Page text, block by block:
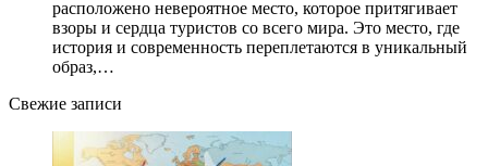
расположено невероятное место, которое притягивает
взоры и сердца туристов со всего мира. Это место, где
история и современность переплетаются в уникальный
образ,…
Свежие записи